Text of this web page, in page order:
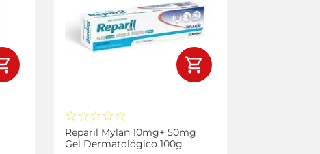
☆☆☆☆☆
Reparil Mylan 10mg+ 50mg
Gel Dermatológico 100g